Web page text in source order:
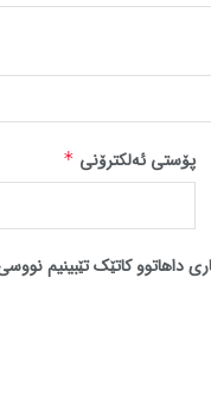
پۆستی ئەلکترۆنی *
داهاتوو کاتێک تێبینیم